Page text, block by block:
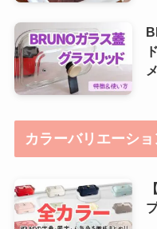
カラーバリエーショ